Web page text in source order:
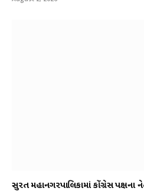
સુરત મહાનગરપાલિકામાં કોંગ્રેસ